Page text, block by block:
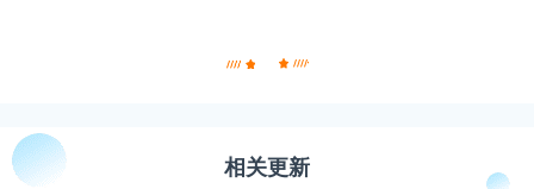
相关更新